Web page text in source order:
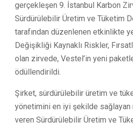
gerçekleşen 9. İstanbul Karbon
Sürdürülebilir Üretim ve Tüketim
tarafından düzenlenen etkinlikte
Değişikliği Kaynaklı Riskler,
olan zirvede, Vestel’in yeni
ödüllendirildi.
Şirket, sürdürülebilir üretim ve
yönetimini en iyi şekilde sağlayan
veren Sürdürülebilir Üretim ve